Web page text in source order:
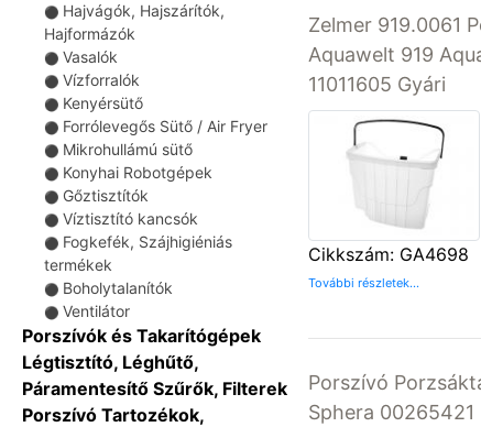
⚫ Hajvágók, Hajszárítók,
Hajformázók
⚫ Vasalók
⚫ Vízforralók
⚫ Kenyérsütő
⚫ Forrólevegős Sütő / Air Fryer
⚫ Mikrohullámú sütő
⚫ Konyhai Robotgépek
⚫ Gőztisztítók
⚫ Víztisztító kancsók
⚫ Fogkefék, Szájhigiéniás
termékek
⚫ Boholytalanítók
⚫ Ventilátor
Porszívók és Takarítógépek
Légtisztító, Léghűtő,
Páramentesítő Szűrők, Filterek
Porszívó Tartozékok,
Zelmer 919.0061
Aquawelt 919
11011605 Gyári
Cikkszám: GA4698
További részletek...
Porszívó
Sphera 00265421